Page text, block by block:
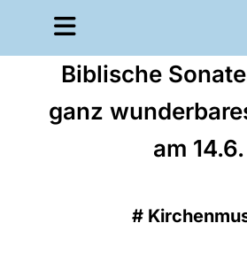
Biblische
ganz
am 14.6.
#